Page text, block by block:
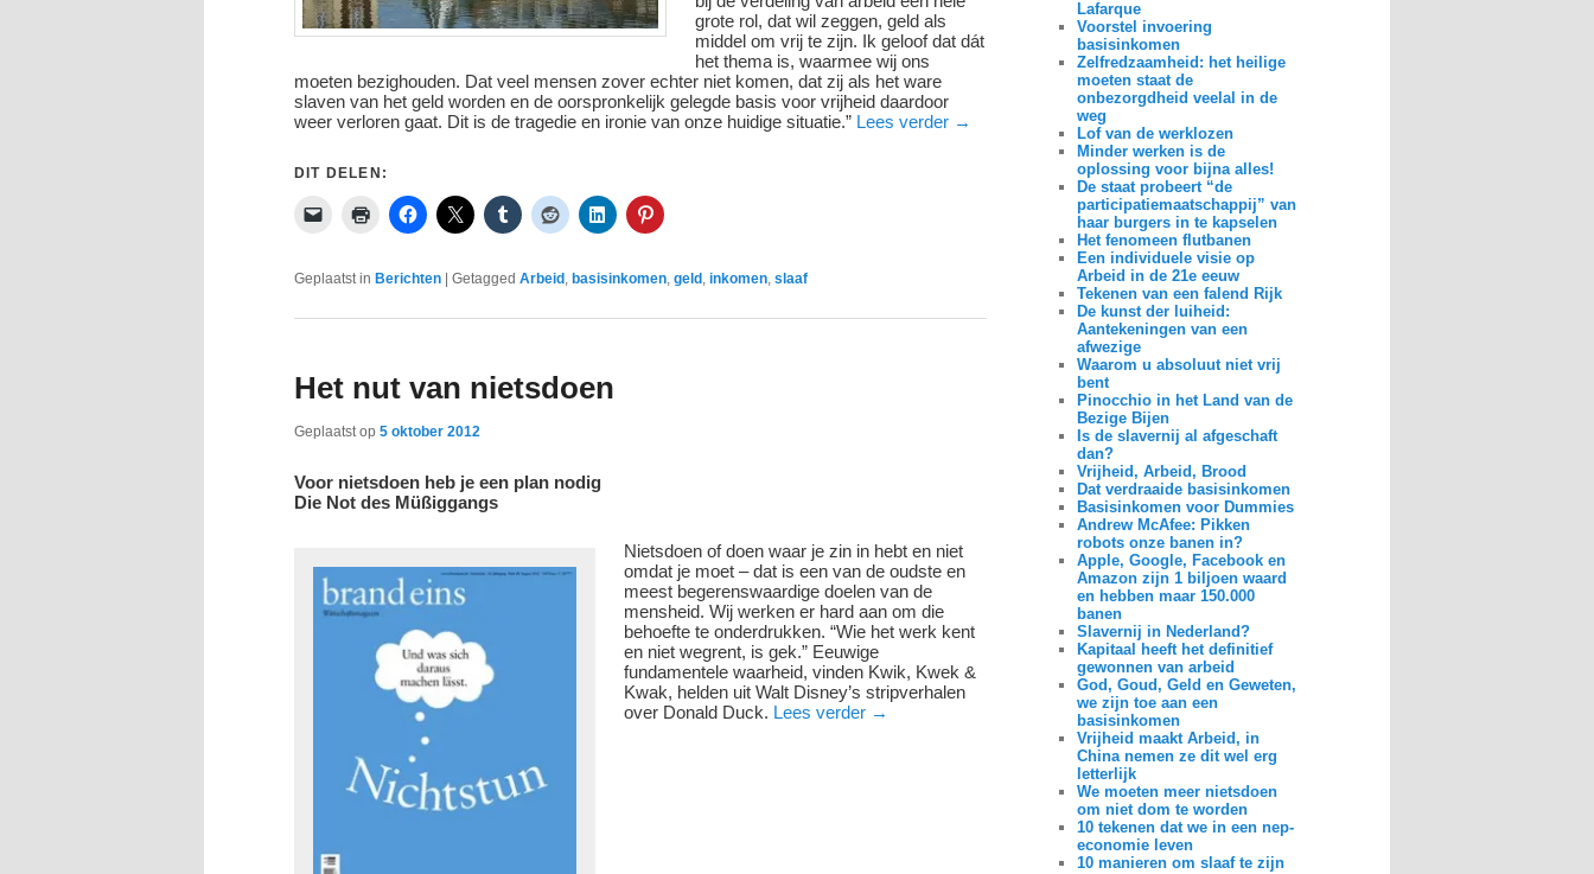
grote rol, dat wil zeggen, geld als
middel om vrij te zijn. Ik geloof dat dát
het thema is, waarmee wij ons
moeten bezighouden. Dat veel mensen zover echter niet komen, dat zij als het ware
slaven van het geld worden en de oorspronkelijk gelegde basis voor vrijheid daardoor
weer verloren gaat. Dit is de tragedie en ironie van onze huidige situatie.” Lees verder →
DIT DELEN:
Geplaatst in Berichten | Getagged Arbeid basisinkomen geld inkomen slaaf
Het nut van nietsdoen
Geplaatst op 5 oktober 2012
Voor nietsdoen heb je een plan nodig
Die Not des Müßiggangs
Nietsdoen of doen waar je zin in hebt en niet
omdat je moet – dat is een van de oudste en
meest begerenswaardige doelen van de
mensheid. Wij werken er hard aan om die
behoefte te onderdrukken. “Wie het werk kent
en niet wegrent, is gek.” Eeuwige
fundamentele waarheid, vinden Kwik, Kwek &
Kwak, helden uit Walt Disney’s stripverhalen
over Donald Duck. Lees verder →
Lafarque
Voorstel invoering
basisinkomen
Zelfredzaamheid: het heilige
moeten staat de
onbezorgdheid veelal in de
weg
Lof van de werklozen
Minder werken is de
oplossing voor bijna alles!
De staat probeert “de
participatiemaatschappij” van
haar burgers in te kapselen
Het fenomeen flutbanen
Een individuele visie op
Arbeid in de 21e eeuw
Tekenen van een falend Rijk
De kunst der luiheid:
Aantekeningen van een
afwezige
Waarom u absoluut niet vrij
bent
Pinocchio in het Land van de
Bezige Bijen
Is de slavernij al afgeschaft
dan?
Vrijheid, Arbeid, Brood
Dat verdraaide basisinkomen
Basisinkomen voor Dummies
Andrew McAfee: Pikken
robots onze banen in?
Apple, Google, Facebook en
Amazon zijn 1 biljoen waard
en hebben maar 150.000
banen
Slavernij in Nederland?
Kapitaal heeft het definitief
gewonnen van arbeid
God, Goud, Geld en Geweten,
we zijn toe aan een
basisinkomen
Vrijheid maakt Arbeid, in
China nemen ze dit wel erg
letterlijk
We moeten meer nietsdoen
om niet dom te worden
10 tekenen dat we in een nep-
economie leven
10 manieren om slaaf te zijn